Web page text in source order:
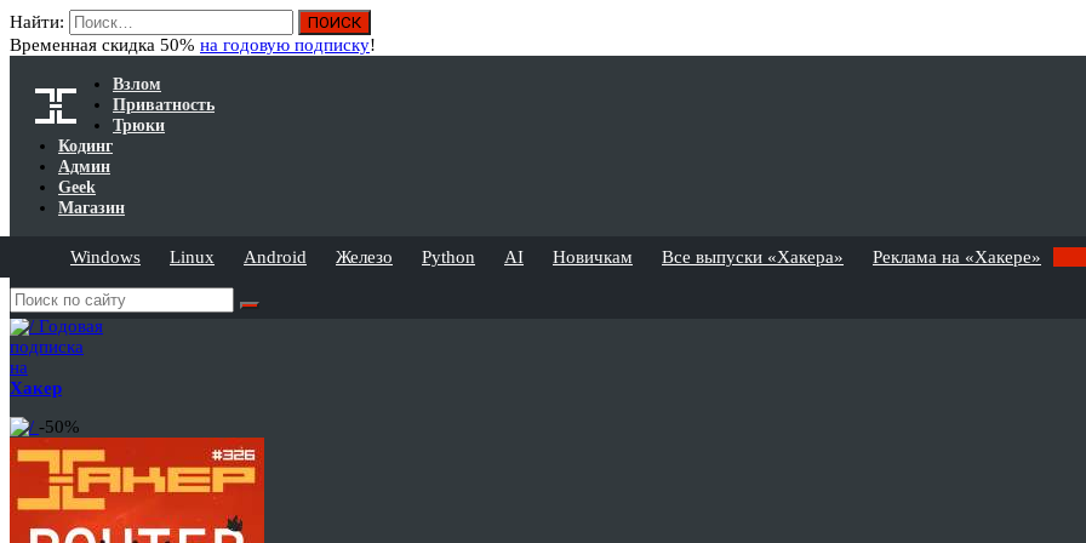
Найти:
Временная скидка 50% на годовую подписку!
Взлом
Приватность
Трюки
Кодинг
Админ
Geek
Магазин
Windows Linux Android Железо Python AI Новичкам Все выпуски «Хакера» Реклама на «Хакере»
Годовая
подписка
на
Хакер
-50%